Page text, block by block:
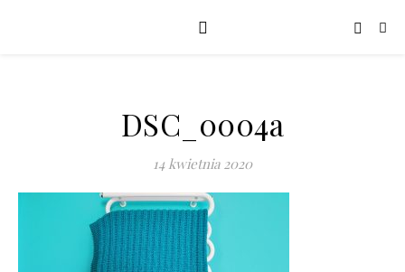
DSC_0004a
14 kwietnia 2020